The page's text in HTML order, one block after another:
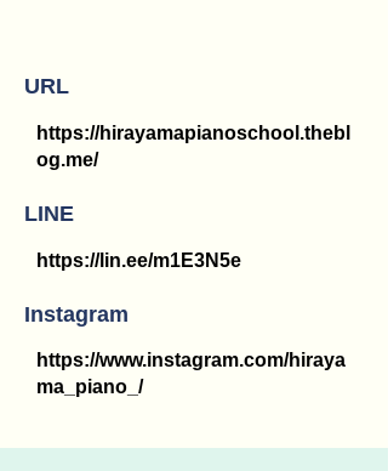
URL
https://hirayamapianoschool.thebl
og.me/
LINE
https://lin.ee/m1E3N5e
Instagram
https://www.instagram.com/hiraya
ma_piano_/